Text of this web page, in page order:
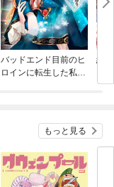
バッドエンド目前のヒ
ロインに転生した私、
結
もっと見る